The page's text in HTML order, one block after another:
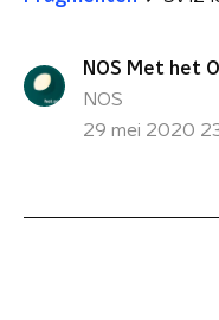
NOS Met het
NOS
29 mei 2020